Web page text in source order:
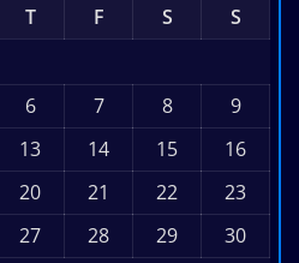
T F S
S
6 7 8
9
13 14 15
16
20 21 22
23
27 28 29
30